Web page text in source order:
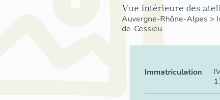
Vue intérieure des
Auvergne-Rhône-Alpes >
de-Cessieu
Immatriculation